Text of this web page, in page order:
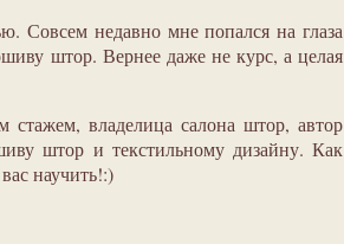
Совсем недавно мне попался на глаза
штор. Вернее даже не курс, а целая
владелица салона штор, автор
штор и текстильному дизайну. Как
научить!:)